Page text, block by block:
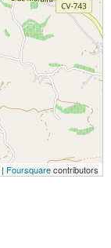
| Foursquarecontributors